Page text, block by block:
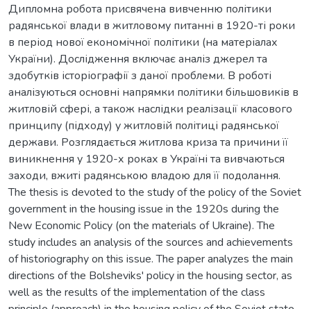
Дипломна робота присвячена вивченню політики
радянської влади в житловому питанні в 1920-ті роки
в період нової економічної політики (на матеріалах
України). Дослідження включає аналіз джерел та
здобутків історіографії з даної проблеми. В роботі
аналізуються основні напрямки політики більшовиків в
житловій сфері, а також наслідки реалізації класового
принципу (підходу) у житловій політиці радянської
держави. Розглядається житлова криза та причини її
виникнення у 1920-х роках в Україні та вивчаються
заходи, вжиті радянською владою для її подолання.
The thesis is devoted to the study of the policy of the Soviet
government in the housing issue in the 1920s during the
New Economic Policy (on the materials of Ukraine). The
study includes an analysis of the sources and achievements
of historiography on this issue. The paper analyzes the main
directions of the Bolsheviks' policy in the housing sector, as
well as the results of the implementation of the class